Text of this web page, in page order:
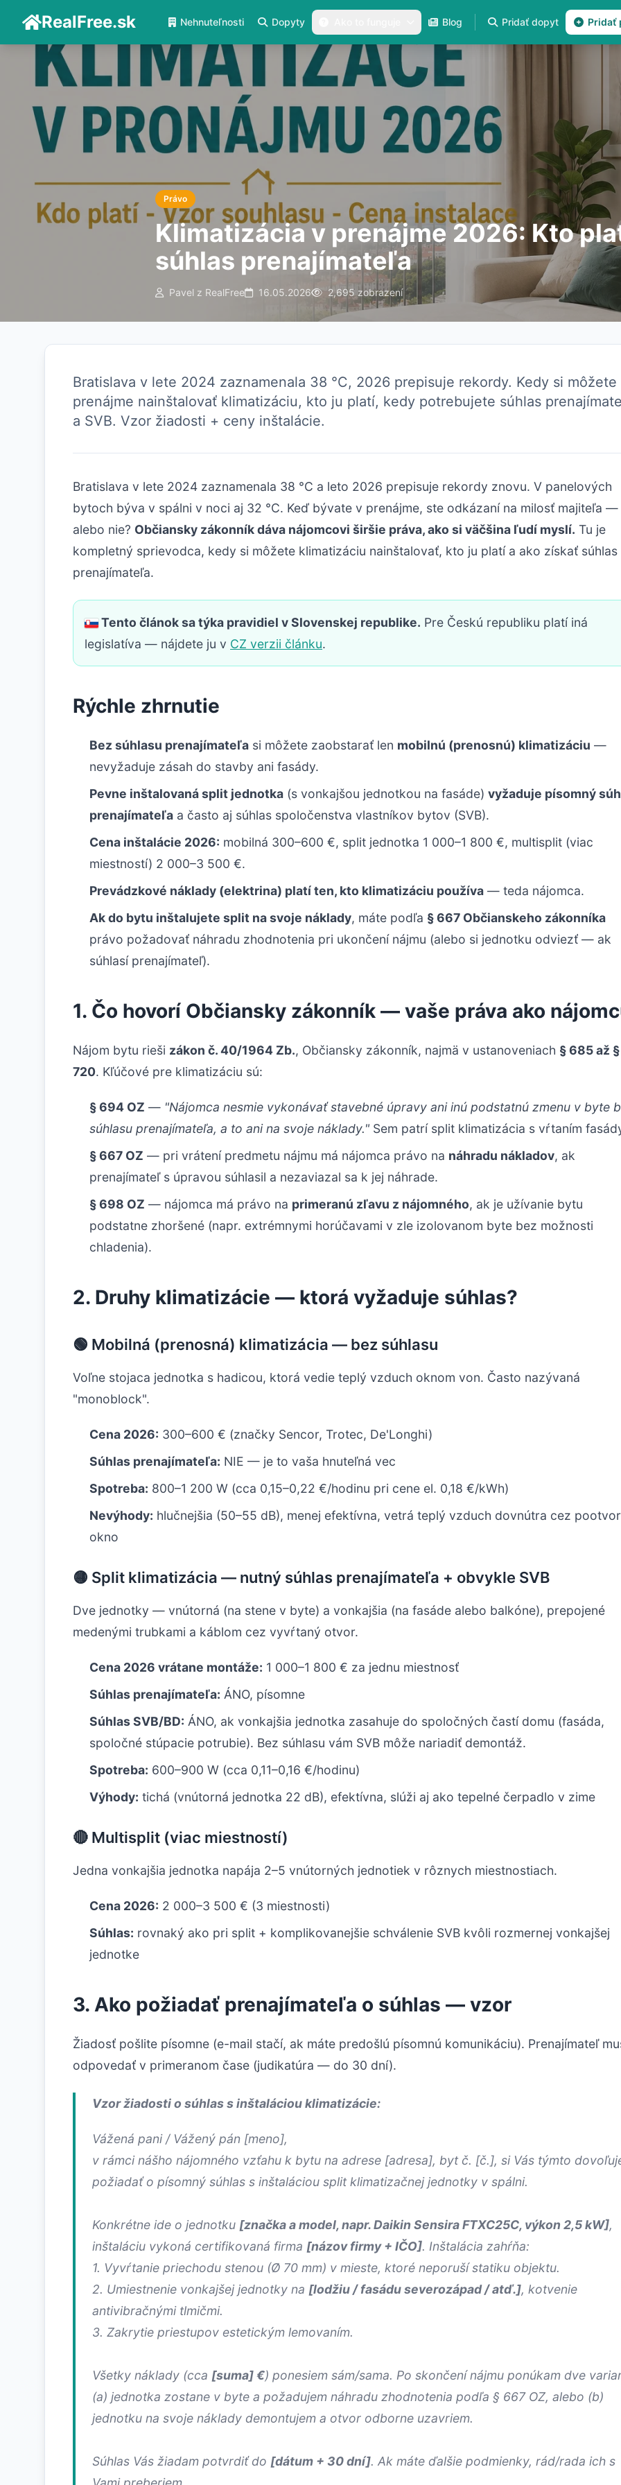
RealFree.sk Nehnuteľnosti Dopyty Blog Pridať dopyt Pridať
Právo
Klimatizácia v prenájme 2026: Kto
súhlas prenajímateľa
Pavel z RealFree 16.05.2026 2,695 zobrazení
Bratislava v lete 2024 zaznamenala 38 °C, 2026 prepisuje rekordy. Kedy si môžete
prenájme nainštalovať klimatizáciu, kto ju platí, kedy potrebujete súhlas
a SVB. Vzor žiadosti + ceny inštalácie.
Bratislava v lete 2024 zaznamenala 38 °C a leto 2026 prepisuje rekordy znovu. V panelových
bytoch býva v spálni v noci aj 32 °C. Keď bývate v prenájme, ste odkázaní na milosť majiteľa —
alebo nie? Občiansky zákonník dáva nájomcovi širšie práva, ako si väčšina ľudí myslí. Tu je
kompletný sprievodca, kedy si môžete klimatizáciu nainštalovať, kto ju platí a ako získať súhlas
prenajímateľa.
Tento článok sa týka pravidiel v Slovenskej republike. Pre Českú republiku platí iná
legislatíva — nájdete ju v CZ verzii článku.
Rýchle zhrnutie
Bez súhlasu prenajímateľa si môžete zaobstarať len mobilnú (prenosnú) klimatizáciu —
nevyžaduje zásah do stavby ani fasády.
Pevne inštalovaná split jednotka (s vonkajšou jednotkou na fasáde) vyžaduje písomný
prenajímateľa a často aj súhlas spoločenstva vlastníkov bytov (SVB).
Cena inštalácie 2026: mobilná 300–600 €, split jednotka 1 000–1 800 €, multisplit (viac
miestností) 2 000–3 500 €.
Prevádzkové náklady (elektrina) platí ten, kto klimatizáciu používa — teda nájomca.
Ak do bytu inštalujete split na svoje náklady, máte podľa § 667 Občianskeho zákonníka
právo požadovať náhradu zhodnotenia pri ukončení nájmu (alebo si jednotku odviezť — ak
súhlasí prenajímateľ).
1. Čo hovorí Občiansky zákonník — vaše práva ako
Nájom bytu rieši zákon č. 40/1964 Zb., Občiansky zákonník, najmä v ustanoveniach § 685 až §
720. Kľúčové pre klimatizáciu sú:
§ 694 OZ — "Nájomca nesmie vykonávať stavebné úpravy ani inú podstatnú zmenu v byte
súhlasu prenajímateľa, a to ani na svoje náklady." Sem patrí split klimatizácia s vŕtaním
§ 667 OZ — pri vrátení predmetu nájmu má nájomca právo na náhradu nákladov, ak
prenajímateľ s úpravou súhlasil a nezaviazal sa k jej náhrade.
§ 698 OZ — nájomca má právo na primeranú zľavu z nájomného, ak je užívanie bytu
podstatne zhoršené (napr. extrémnymi horúčavami v zle izolovanom byte bez možnosti
chladenia).
2. Druhy klimatizácie — ktorá vyžaduje súhlas?
🟢 Mobilná (prenosná) klimatizácia — bez súhlasu
Voľne stojaca jednotka s hadicou, ktorá vedie teplý vzduch oknom von. Často nazývaná
"monoblock".
Cena 2026: 300–600 € (značky Sencor, Trotec, De'Longhi)
Súhlas prenajímateľa: NIE — je to vaša hnuteľná vec
Spotreba: 800–1 200 W (cca 0,15–0,22 €/hodinu pri cene el. 0,18 €/kWh)
Nevýhody: hlučnejšia (50–55 dB), menej efektívna, vetrá teplý vzduch dovnútra cez
okno
🟡 Split klimatizácia — nutný súhlas prenajímateľa + obvykle SVB
Dve jednotky — vnútorná (na stene v byte) a vonkajšia (na fasáde alebo balkóne), prepojené
medenými trubkami a káblom cez vyvŕtaný otvor.
Cena 2026 vrátane montáže: 1 000–1 800 € za jednu miestnosť
Súhlas prenajímateľa: ÁNO, písomne
Súhlas SVB/BD: ÁNO, ak vonkajšia jednotka zasahuje do spoločných častí domu (fasáda,
spoločné stúpacie potrubie). Bez súhlasu vám SVB môže nariadiť demontáž.
Spotreba: 600–900 W (cca 0,11–0,16 €/hodinu)
Výhody: tichá (vnútorná jednotka 22 dB), efektívna, slúži aj ako tepelné čerpadlo v zime
🔴 Multisplit (viac miestností)
Jedna vonkajšia jednotka napája 2–5 vnútorných jednotiek v rôznych miestnostiach.
Cena 2026: 2 000–3 500 € (3 miestnosti)
Súhlas: rovnaký ako pri split + komplikovanejšie schválenie SVB kvôli rozmernej vonkajšej
jednotke
3. Ako požiadať prenajímateľa o súhlas — vzor
Žiadosť pošlite písomne (e-mail stačí, ak máte predošlú písomnú komunikáciu). Prenajímateľ
odpovedať v primeranom čase (judikatúra — do 30 dní).
Vzor žiadosti o súhlas s inštaláciou klimatizácie:
Vážená pani / Vážený pán [meno],
v rámci nášho nájomného vzťahu k bytu na adrese [adresa], byt č. [č.], si Vás týmto
požiadať o písomný súhlas s inštaláciou split klimatizačnej jednotky v spálni.
Konkrétne ide o jednotku [značka a model, napr. Daikin Sensira FTXC25C, výkon 2,5 kW],
inštaláciu vykoná certifikovaná firma [názov firmy + IČO]. Inštalácia zahŕňa:
1. Vyvŕtanie priechodu stenou (Ø 70 mm) v mieste, ktoré neporuší statiku objektu.
2. Umiestnenie vonkajšej jednotky na [lodžiu / fasádu severozápad / atď.], kotvenie
antivibračnými tlmičmi.
3. Zakrytie priestupov estetickým lemovaním.
Všetky náklady (cca [suma] €) ponesiem sám/sama. Po skončení nájmu ponúkam dve
(a) jednotka zostane v byte a požadujem náhradu zhodnotenia podľa § 667 OZ, alebo (b)
jednotku na svoje náklady demontujem a otvor odborne uzavriem.
Súhlas Vás žiadam potvrdiť do [dátum + 30 dní]. Ak máte ďalšie podmienky, rád/rada ich s